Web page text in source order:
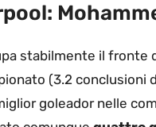
stabilmente il fronte
(3.2
goleador nelle